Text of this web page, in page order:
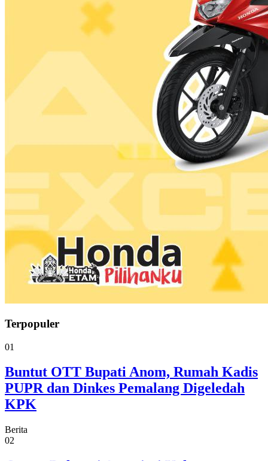
Terpopuler
01
Buntut OTT Bupati Anom, Rumah Kadis
PUPR dan Dinkes Pemalang Digeledah
KPK
Berita
02